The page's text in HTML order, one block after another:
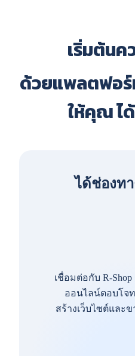
เริ่มต้นค
ด้วยแพลตฟอร์
ให้คุณ ไ
ได้ช่องท
เชื่อมต่อกับ R-
ออนไลน์ตอบโจ
สร้างเว็บไซต์และ